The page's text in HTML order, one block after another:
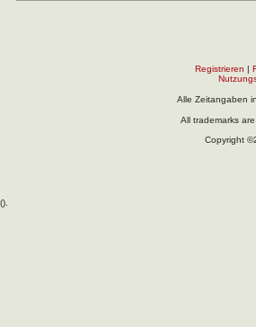
Registrieren |
Alle Zeitangaben
All trademarks
Copyright
().